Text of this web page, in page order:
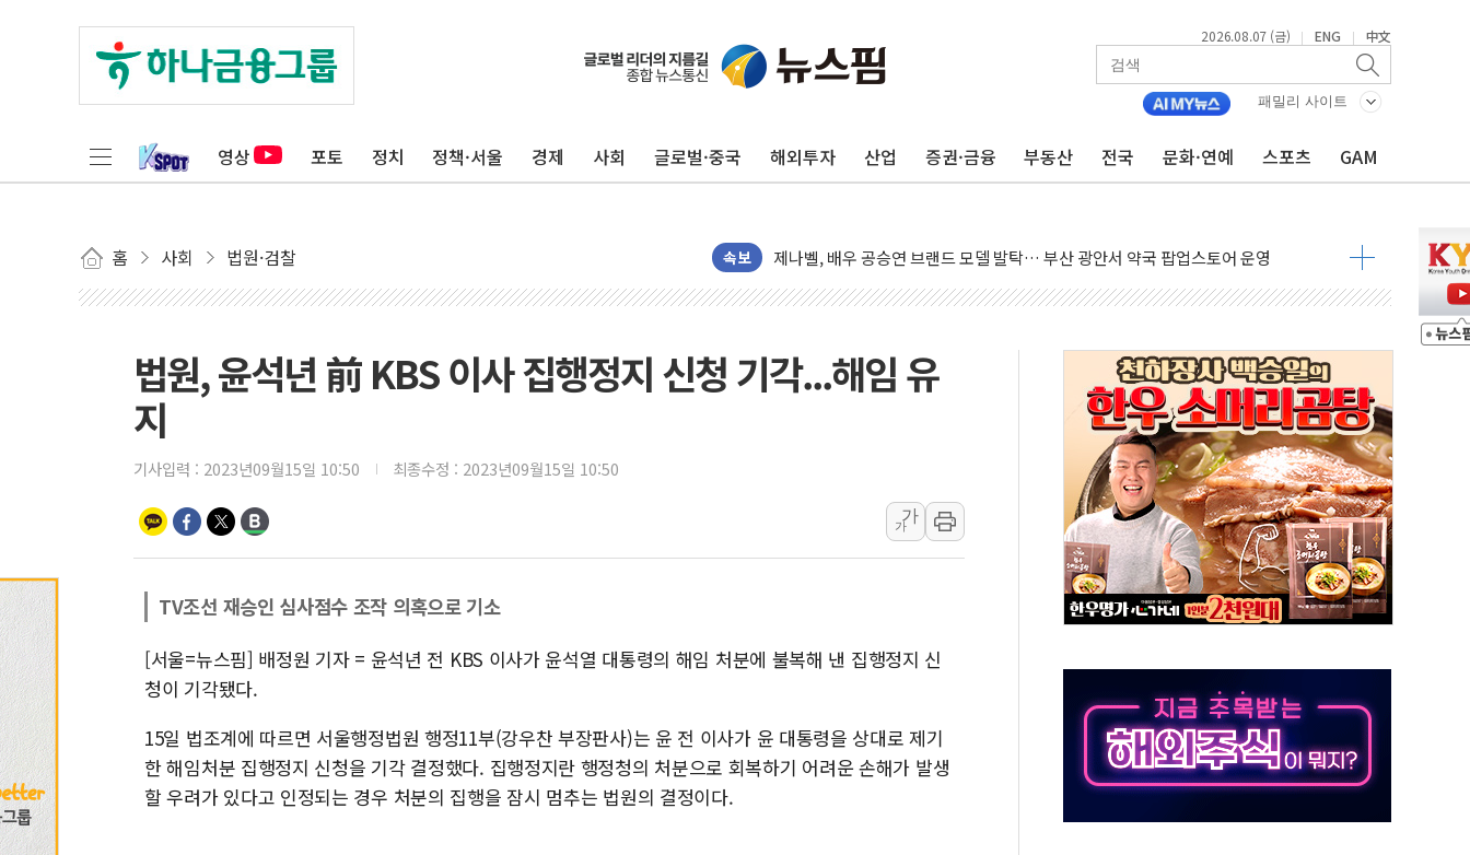
2026.08.07 (금) | ENG | 中文
패밀리 사이트
영상 포토 정치 정책·서울 경제 사회 글로벌·중국 해외투자 산업 증권·금융 부동산 전국 문화·연예 스포츠 GAM
홈 사회 법원·검찰 속보
[뉴스핌 이 시각 PICK] 李, 오늘 부동산 2차 회의 外
제나벨, 배우 공승연 브랜드 모델 발탁… 부산 광안서 약국 팝업스토어 운영
트럼프, 폴리실리콘·태양광에 15% 관세…한국 등엔 '합산 상한' 적용
트럼프, '원정출산 시민권 차단' 행정명령 서명…출생시민권 제한 재시동
트럼프 "이란전 조만간 끝날 것"…군수품 부족설 일축 "막대한 무기 보유"
현대리바트, 원가 개선으로 실적 방어…다음 과제는 '외형 확대'
"세금 부담 덜자"…비거주 1주택자 귀환 조짐에 전월세시장 '긴장'
세금 부담 커진 고가 1주택자…맞교환·재매수·다운사이징 '저울질'
[금/유가] 이란의 호르무즈 해협 통항 제한 검토에 유가 3% 급등…금값 보합
뉴욕증시, 유가·금리 부담에 하락…다우 5거래일 랠리 '마침표'
이란, 오만과 호르무즈 해협 재개방 합의 막바지.."美와 직접 협상 없어"
[민주 당권주자 일정] 송영길·정청래·김민석 후보 - 8월 7일
李대통령, 오늘 오후 2시 부동산정책 2차 점검회의…주택 공급 대책 막바지 조율
[오늘의 국회일정] 상임위·세미나·기자회견·주요 정당 - 8월 7일
이란, 美·이스라엘 선박 호르무즈 통항 제한 추진…美 "통행 막을 권한 없어"
유럽증시, 견조한 실적 소화하며 대부분 상승… "2분기 기업 순이익 21% 증가" 전망
법원, 윤석년 前 KBS 이사 집행정지 신청 기각...해임 유
지
기사입력 : 2023년09월15일 10:50 최종수정 : 2023년09월15일 10:50
가
가
TV조선 재승인 심사점수 조작 의혹으로 기소
[서울=뉴스핌] 배정원 기자 = 윤석년 전 KBS 이사가 윤석열 대통령의 해임 처분에 불복해 낸 집행정지 신
청이 기각됐다.
15일 법조계에 따르면 서울행정법원 행정11부(강우찬 부장판사)는 윤 전 이사가 윤 대통령을 상대로 제기
한 해임처분 집행정지 신청을 기각 결정했다. 집행정지란 행정청의 처분으로 회복하기 어려운 손해가 발생
할 우려가 있다고 인정되는 경우 처분의 집행을 잠시 멈추는 법원의 결정이다.